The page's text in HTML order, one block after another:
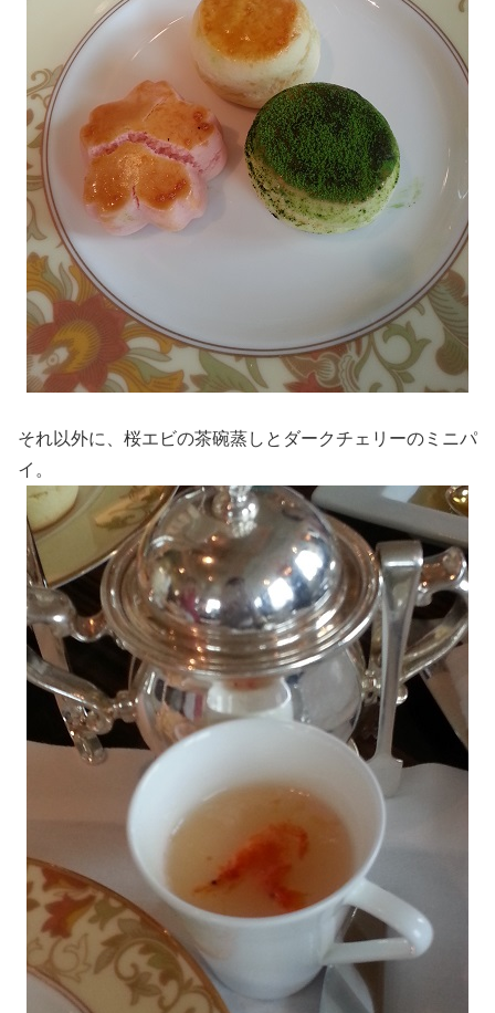
それ以外に、桜エビの茶碗蒸しとダークチェリーのミニパ
イ。